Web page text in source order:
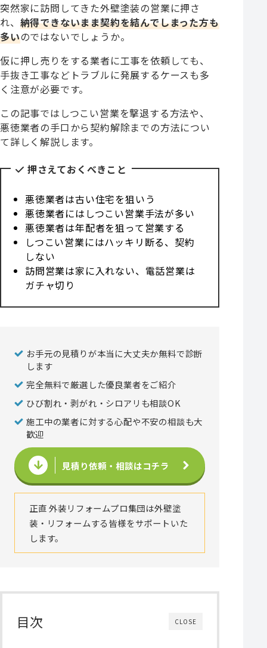
突然家に訪問してきた外壁塗装の営業に押さ
れ、 納得できないまま契約を結んでしまった方も
多いのではないでしょうか。
仮に押し売りをする業者に工事を依頼しても、
手抜き工事などトラブルに発展するケースも多
く注意が必要です。
この記事ではしつこい営業を撃退する方法や、
悪徳業者の手口から契約解除までの方法につい
て詳しく解説します。
押さえておくべきこと
悪徳業者は古い住宅を狙いう
悪徳業者にはしつこい営業手法が多い
悪徳業者は年配者を狙って営業する
しつこい営業にはハッキリ断る、契約
しない
訪問営業は家に入れない、電話営業は
ガチャ切り
お手元の見積りが本当に大丈夫か無料で診断
します
完全無料で厳選した優良業者をご紹介
ひび割れ・剥がれ・シロアリも相談OK
施工中の業者に対する心配や不安の相談も大
歓迎
見積り依頼・相談はコチラ
正直 外装リフォームプロ集団は外壁塗
装・リフォームする皆様をサポートいた
します。
CLOSE
目次